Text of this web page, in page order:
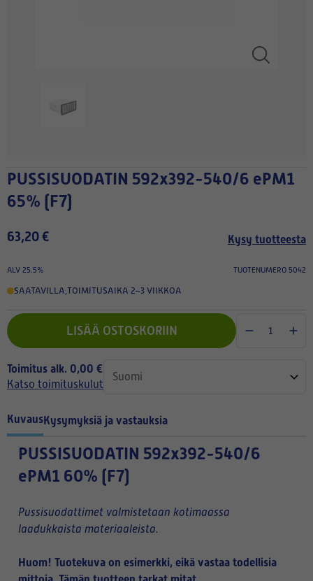
PUSSISUODATIN 592x392-540/6 ePM1
65% (F7)
63,20 € Kysy tuotteesta
ALV 25.5% TUOTENUMERO 5042
SAATAVILLA,TOIMITUSAIKA 2–3 VIIKKOA
LISÄÄ OSTOSKORIIN
Toimitus alk. 0,00 €
Katso toimituskulut
KuvausKysymyksiä ja vastauksia
PUSSISUODATIN 592x392-540/6
ePM1 60% (F7)
Pussisuodattimet valmistetaan kotimaassa
laadukkaista materiaaleista.
Huom! Tuotekuva on esimerkki, eikä vastaa todellisia